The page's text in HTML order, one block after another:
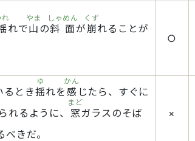
れ
れで山
やま
の斜面
しゃめん
が 崩
くず
れることが
○
るとき揺
ゆ
れを 感
かん
じたら、すぐに
られるように、 窓
まど
ガラスのそば
べきだ。
×